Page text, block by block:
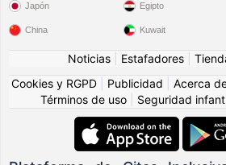
Japón
China
Egipto
Kuwait
Noticias Estafadores
Cookies y RGPD
Publicidad Acerca
Términos de uso
Seguridad